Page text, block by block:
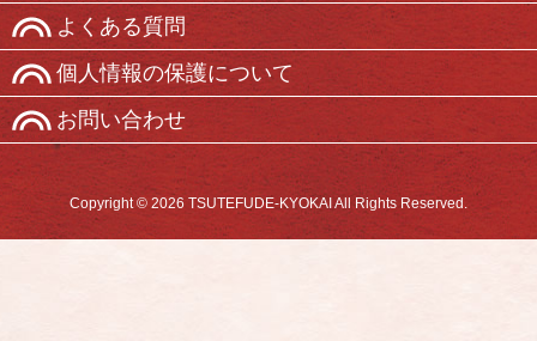
よくある質問
個人情報の保護について
お問い合わせ
Copyright © 2026 TSUTEFUDE-KYOKAI All Rights Reserved.